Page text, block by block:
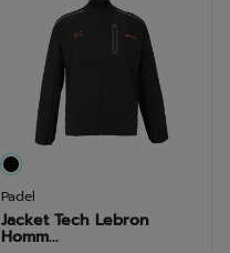
étoiles.
Padel
Jacket Tech Lebron
Homm...